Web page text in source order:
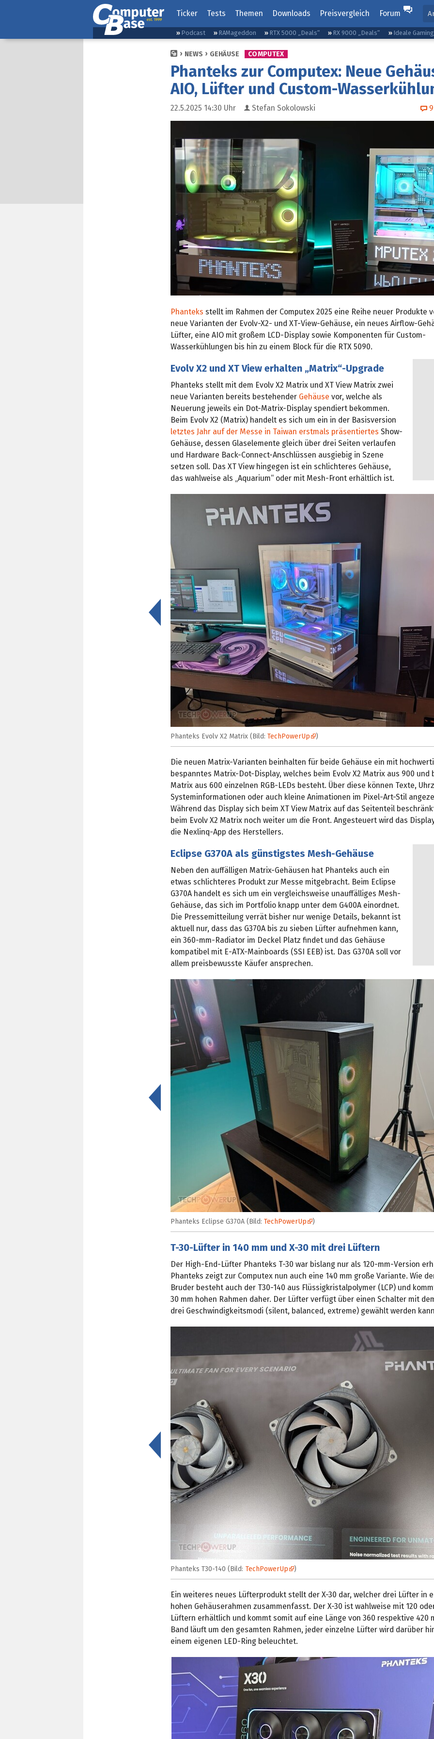
Ticker Tests Themen Downloads Preisvergleich Forum
Podcast RAMageddon RTX 5000 „Deals“ RX 9000 „Deals“ Ideale
NEWS GEHÄUSE COMPUTEX
Phanteks zur Computex: Neue
AIO, Lüfter und Custom-
22.5.2025 14:30 Uhr Stefan Sokolowski 9
Phanteks stellt im Rahmen der Computex 2025 eine Reihe neuer Produkte
neue Varianten der Evolv-X2- und XT-View-Gehäuse, ein neues Airflow-
Lüfter, eine AIO mit großem LCD-Display sowie Komponenten für Custom-
Wasserkühlungen bis hin zu einem Block für die RTX 5090.
Evolv X2 und XT View erhalten „Matrix“-Upgrade
Phanteks stellt mit dem Evolv X2 Matrix und XT View Matrix zwei
neue Varianten bereits bestehender Gehäuse vor, welche als
Neuerung jeweils ein Dot-Matrix-Display spendiert bekommen.
Beim Evolv X2 (Matrix) handelt es sich um ein in der Basisversion
letztes Jahr auf der Messe in Taiwan erstmals präsentiertes Show-
Gehäuse, dessen Glaselemente gleich über drei Seiten verlaufen
und Hardware Back-Connect-Anschlüssen ausgiebig in Szene
setzen soll. Das XT View hingegen ist ein schlichteres Gehäuse,
das wahlweise als „Aquarium“ oder mit Mesh-Front erhältlich ist.
Phanteks Evolv X2 Matrix (Bild: TechPowerUp )
<
Die neuen Matrix-Varianten beinhalten für beide Gehäuse ein mit
bespanntes Matrix-Dot-Display, welches beim Evolv X2 Matrix aus 900 und
Matrix aus 600 einzelnen RGB-LEDs besteht. Über diese können Texte,
Systeminformationen oder auch kleine Animationen im Pixel-Art-Stil
Während das Display sich beim XT View Matrix auf das Seitenteil
beim Evolv X2 Matrix noch weiter um die Front. Angesteuert wird das
die Nexlinq-App des Herstellers.
Eclipse G370A als günstigstes Mesh-Gehäuse
Neben den auffälligen Matrix-Gehäusen hat Phanteks auch ein
etwas schlichteres Produkt zur Messe mitgebracht. Beim Eclipse
G370A handelt es sich um ein vergleichsweise unauffälliges Mesh-
Gehäuse, das sich im Portfolio knapp unter dem G400A einordnet.
Die Pressemitteilung verrät bisher nur wenige Details, bekannt ist
aktuell nur, dass das G370A bis zu sieben Lüfter aufnehmen kann,
ein 360-mm-Radiator im Deckel Platz findet und das Gehäuse
kompatibel mit E-ATX-Mainboards (SSI EEB) ist. Das G370A soll vor
allem preisbewusste Käufer ansprechen.
Phanteks Eclipse G370A (Bild: TechPowerUp )
<
T-30-Lüfter in 140 mm und X-30 mit drei Lüftern
Der High-End-Lüfter Phanteks T-30 war bislang nur als 120-mm-Version
Phanteks zeigt zur Computex nun auch eine 140 mm große Variante. Wie
Bruder besteht auch der T30-140 aus Flüssigkristalpolymer (LCP) und
30 mm hohen Rahmen daher. Der Lüfter verfügt über einen Schalter mit
drei Geschwindigkeitsmodi (silent, balanced, extreme) gewählt werden
Phanteks T30-140 (Bild: TechPowerUp )
<
Ein weiteres neues Lüfterprodukt stellt der X-30 dar, welcher drei Lüfter in
hohen Gehäuserahmen zusammenfasst. Der X-30 ist wahlweise mit 120
Lüftern erhältlich und kommt somit auf eine Länge von 360 respektive 420
Band läuft um den gesamten Rahmen, jeder einzelne Lüfter wird darüber
einem eigenen LED-Ring beleuchtet.